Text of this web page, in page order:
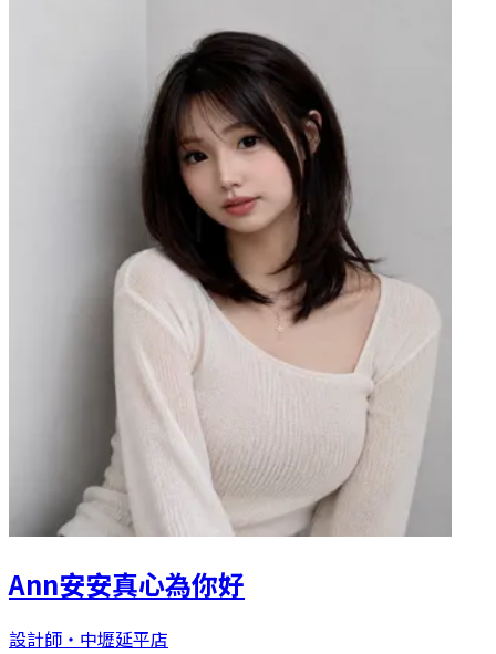
Ann安安真心為你好
設計師 ・ 中壢延平店